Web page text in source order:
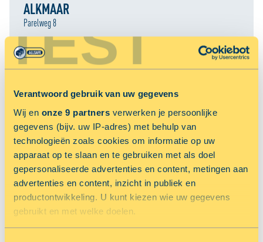
TEST
Verantwoord gebruik van uw gegevens
Wij en onze 9 partners verwerken je persoonlijke
gegevens (bijv. uw IP-adres) met behulp van
technologieën zoals cookies om informatie op uw
apparaat op te slaan en te gebruiken met als doel
gepersonaliseerde advertenties en content, metingen aan
advertenties en content, inzicht in publiek en
productontwikkeling. U kunt kiezen wie uw gegevens
gebruikt en met welke doelen.
ALKMAAR
Parelweg 8
RESERVEER NU MET 33.33% KORTING
NU 50% KORTING OP OPSLAGRUIMTE
ALMERE